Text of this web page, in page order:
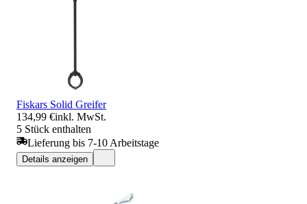
Fiskars Solid Greifer
134,99 €inkl. MwSt.
5 Stück enthalten
Lieferung bis 7-10 Arbeitstage
Details anzeigen